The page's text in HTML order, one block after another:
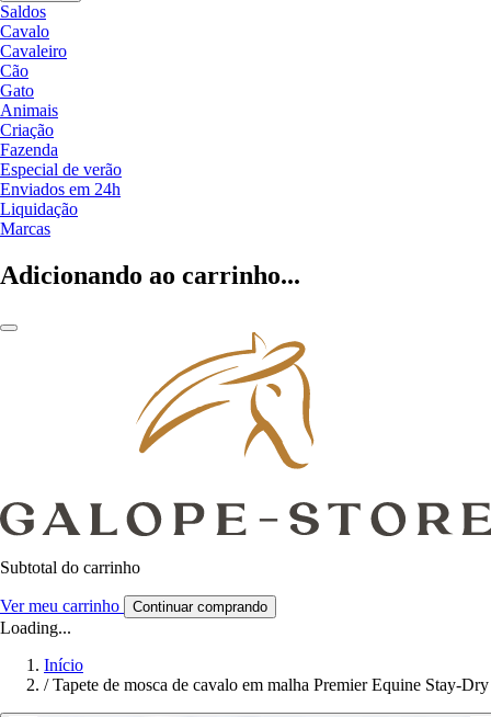
Saldos
Cavalo
Cavaleiro
Cão
Gato
Animais
Criação
Fazenda
Especial de verão
Enviados em 24h
Liquidação
Marcas
Adicionando ao carrinho...
Subtotal do carrinho
Ver meu carrinho Continuar comprando
Loading...
Início
/ Tapete de mosca de cavalo em malha Premier Equine Stay-Dry